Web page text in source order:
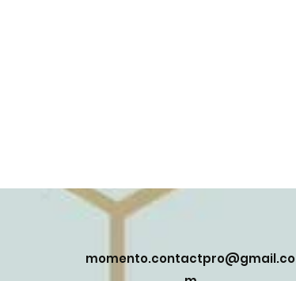
momento.contactpro@gmail.co